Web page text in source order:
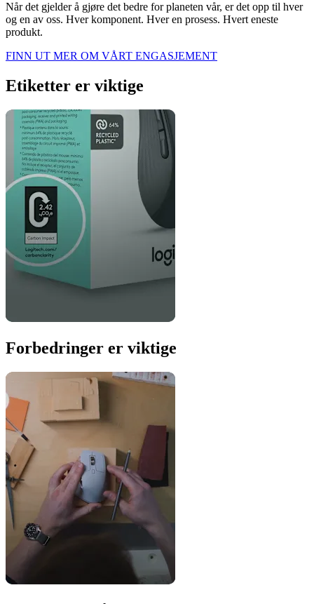
Når det gjelder å gjøre det bedre for planeten vår, er det opp til hver
og en av oss. Hver komponent. Hver en prosess. Hvert eneste
produkt.
FINN UT MER OM VÅRT ENGASJEMENT
Etiketter er viktige
Forbedringer er viktige